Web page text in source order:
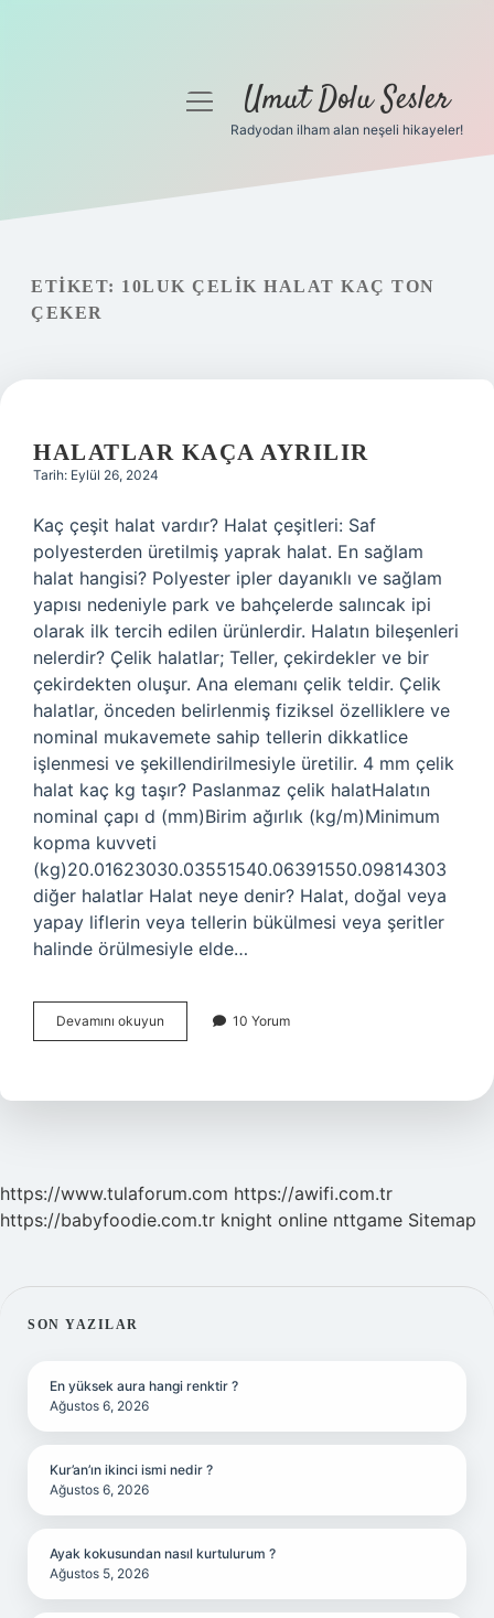
Gizlilik Politikası
Hakkımızda
menüyüUmut Dolu Sesler
Radyodan ilham alan neşeli hikayeler!
ETIKET: 10LUK ÇELIK HALAT KAÇ TON
ÇEKER
HALATLAR KAÇA AYRILIR
Tarih: Eylül 26, 2024
Kaç çeşit halat vardır? Halat çeşitleri: Saf
polyesterden üretilmiş yaprak halat. En sağlam
halat hangisi? Polyester ipler dayanıklı ve sağlam
yapısı nedeniyle park ve bahçelerde salıncak ipi
olarak ilk tercih edilen ürünlerdir. Halatın bileşenleri
nelerdir? Çelik halatlar; Teller, çekirdekler ve bir
çekirdekten oluşur. Ana elemanı çelik teldir. Çelik
halatlar, önceden belirlenmiş fiziksel özelliklere ve
nominal mukavemete sahip tellerin dikkatlice
işlenmesi ve şekillendirilmesiyle üretilir. 4 mm çelik
halat kaç kg taşır? Paslanmaz çelik halatHalatın
nominal çapı d (mm)Birim ağırlık (kg/m)Minimum
kopma kuvveti
(kg)20.01623030.03551540.06391550.09814303
diğer halatlar Halat neye denir? Halat, doğal veya
yapay liflerin veya tellerin bükülmesi veya şeritler
halinde örülmesiyle elde…
Devamını okuyun
Kaça
10 Yorum
https://www.tulaforum.com https://awifi.com.tr
https://babyfoodie.com.tr knight online nttgame Sitemap
SIDEBAR
SON YAZILAR
En yüksek aura hangi renktir ?
Ağustos 6, 2026
Kur’an’ın ikinci ismi nedir ?
Ağustos 6, 2026
Ayak kokusundan nasıl kurtulurum ?
Ağustos 5, 2026